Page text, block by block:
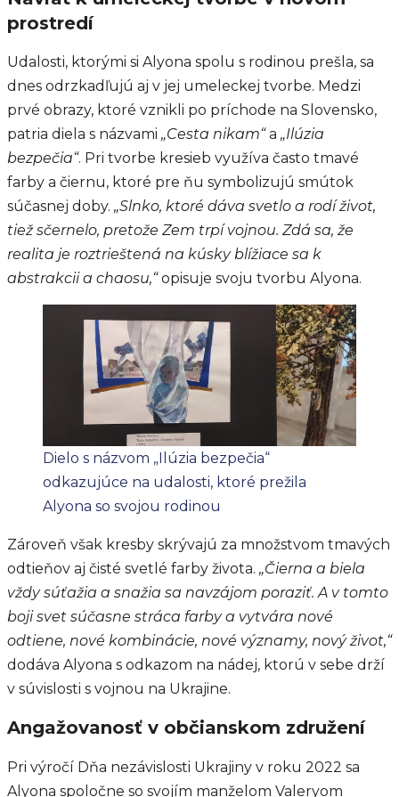
prostredí
Udalosti, ktorými si Alyona spolu s rodinou prešla, sa
dnes odrzkadľujú aj v jej umeleckej tvorbe. Medzi
prvé obrazy, ktoré vznikli po príchode na Slovensko,
patria diela s názvami „Cesta nikam“a „Ilúzia
bezpečia“. Pri tvorbe kresieb využíva často tmavé
farby a čiernu, ktoré pre ňu symbolizujú smútok
súčasnej doby. „Slnko, ktoré dáva svetlo a rodí život,
tiež sčernelo, pretože Zem trpí vojnou. Zdá sa, že
realita je roztrieštená na kúsky blížiace sa k
abstrakcii a chaosu,“opisuje svoju tvorbu Alyona.
Dielo s názvom „Ilúzia bezpečia“
odkazujúce na udalosti, ktoré prežila
Alyona so svojou rodinou
Zároveň však kresby skrývajú za množstvom tmavých
odtieňov aj čisté svetlé farby života. „Čierna a biela
vždy súťažia a snažia sa navzájom poraziť. A v tomto
boji svet súčasne stráca farby a vytvára nové
odtiene, nové kombinácie, nové významy, nový život,“
dodáva Alyona s odkazom na nádej, ktorú v sebe drží
v súvislosti s vojnou na Ukrajine.
Angažovanosť v občianskom združení
Pri výročí Dňa nezávislosti Ukrajiny v roku 2022 sa
Alyona spoločne so svojím manželom Valeryom